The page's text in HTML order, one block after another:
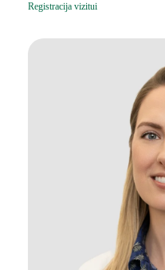
Registracija vizitui